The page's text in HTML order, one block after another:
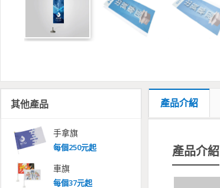
其他產品
手拿旗
每個250元起
車旗
每個37元起
產品介紹
產品介紹